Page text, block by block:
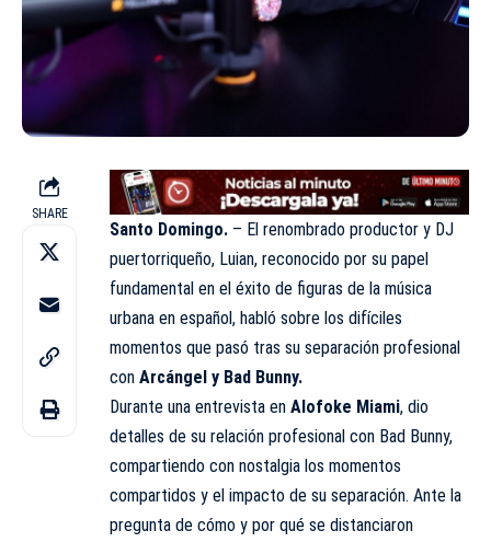
SHARE
Santo Domingo. – El renombrado productor y DJ
puertorriqueño, Luian, reconocido por su papel
fundamental en el éxito de figuras de la música
urbana en español, habló sobre los difíciles
momentos que pasó tras su separación profesional
con Arcángel y Bad Bunny.
Durante una entrevista en Alofoke Miami, dio
detalles de su relación profesional con Bad Bunny,
compartiendo con nostalgia los momentos
compartidos y el impacto de su separación. Ante la
pregunta de cómo y por qué se distanciaron